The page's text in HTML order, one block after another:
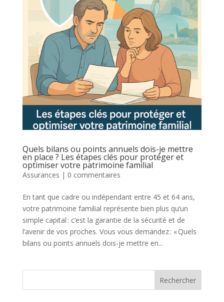
Quels bilans ou points annuels dois-je mettre
en place ? Les étapes clés pour protéger et
optimiser votre patrimoine familial
Assurances | 0 commentaires
En tant que cadre ou indépendant entre 45 et 64 ans,
votre patrimoine familial représente bien plus qu’un
simple capital : c’est la garantie de la sécurité et de
l’avenir de vos proches. Vous vous demandez : « Quels
bilans ou points annuels dois-je mettre en...
Rechercher